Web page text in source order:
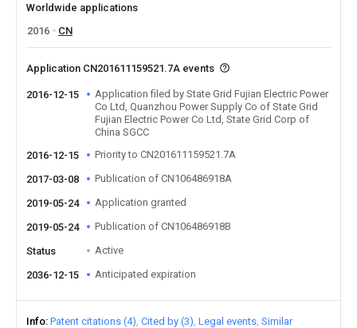
Worldwide applications
2016
CN
Application CN201611159521.7A events
2016-12-15
Application filed by State Grid Fujian Electric Power
Co Ltd, Quanzhou Power Supply Co of State Grid
Fujian Electric Power Co Ltd, State Grid Corp of
China SGCC
2016-12-15
Priority to CN201611159521.7A
2017-03-08 Publication of CN106486918A
2019-05-24 Application granted
2019-05-24 Publication of CN106486918B
Status Active
2036-12-15 Anticipated expiration
Info Patent citations (4) Cited by (3) Legal events Similar